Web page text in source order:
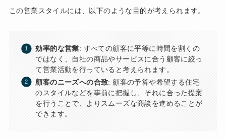
この営業スタイルには、以下のような目的が考えられます。
効率的な営業: すべての顧客に平等に時間を割くの
ではなく、自社の商品やサービスに合う顧客に絞っ
て営業活動を行っていると考えられます。
顧客のニーズへの合致: 顧客の予算や希望する住宅
のスタイルなどを事前に把握し、それに合った提案
を行うことで、よりスムーズな商談を進めることが
できます。